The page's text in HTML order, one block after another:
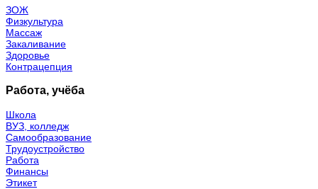
ЗОЖ
Физкультура
Массаж
Закаливание
Здоровье
Контрацепция
Работа, учёба
Школа
ВУЗ, колледж
Самообразование
Трудоустройство
Работа
Финансы
Этикет